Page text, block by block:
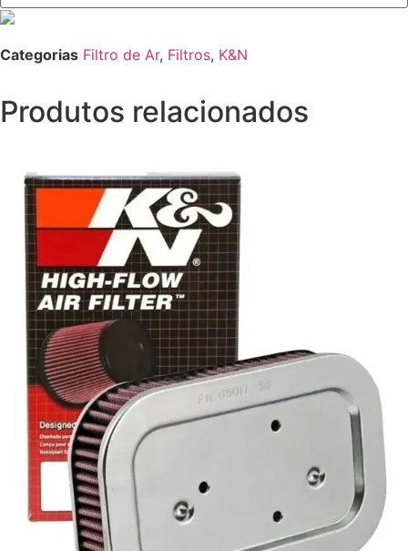
Categorias Filtro de Ar, Filtros, K&N
Produtos relacionados